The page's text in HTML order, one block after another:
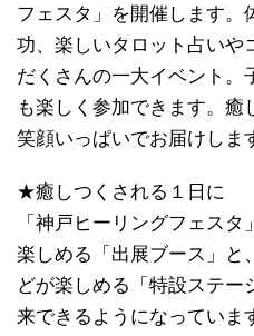
フェスタ」を開催します。
功、楽しいタロット占いや
だくさんの一大イベント。
も楽しく参加できます。
笑顔いっぱいでお届けしま
★癒しつくされる１日に
「神戸ヒーリングフェス
楽しめる「出展ブース」と
どが楽しめる「特設ステー
来できるようになっていま